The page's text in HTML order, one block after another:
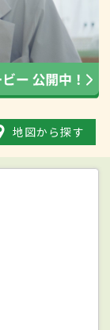
地図から探す